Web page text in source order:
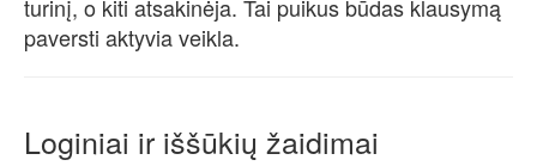
turinį, o kiti atsakinėja. Tai puikus būdas klausymą
paversti aktyvia veikla.
Loginiai ir iššūkių žaidimai